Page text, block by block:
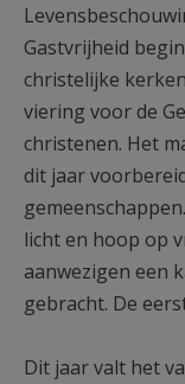
Gastvrijheid
christelijke
viering voor de
christenen. Het
dit jaar
licht en hoop op
aanwezigen een
gebracht. De
Dit jaar valt het